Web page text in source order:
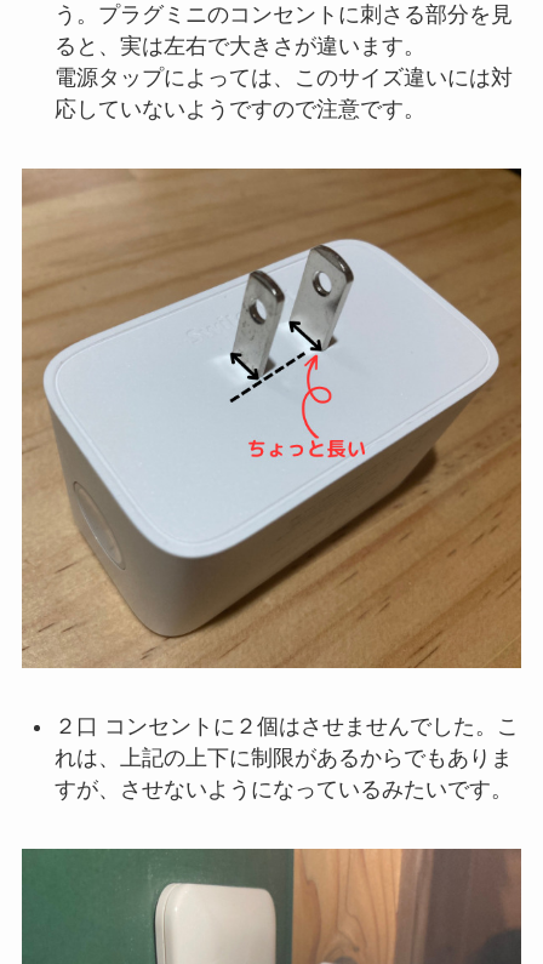
う。プラグミニのコンセントに刺さる部分を見
ると、実は左右で大きさが違います。
電源タップによっては、このサイズ違いには対
応していないようですので注意です。
２口 コンセントに２個はさせませんでした。こ
れは、上記の上下に制限があるからでもありま
すが、させないようになっているみたいです。